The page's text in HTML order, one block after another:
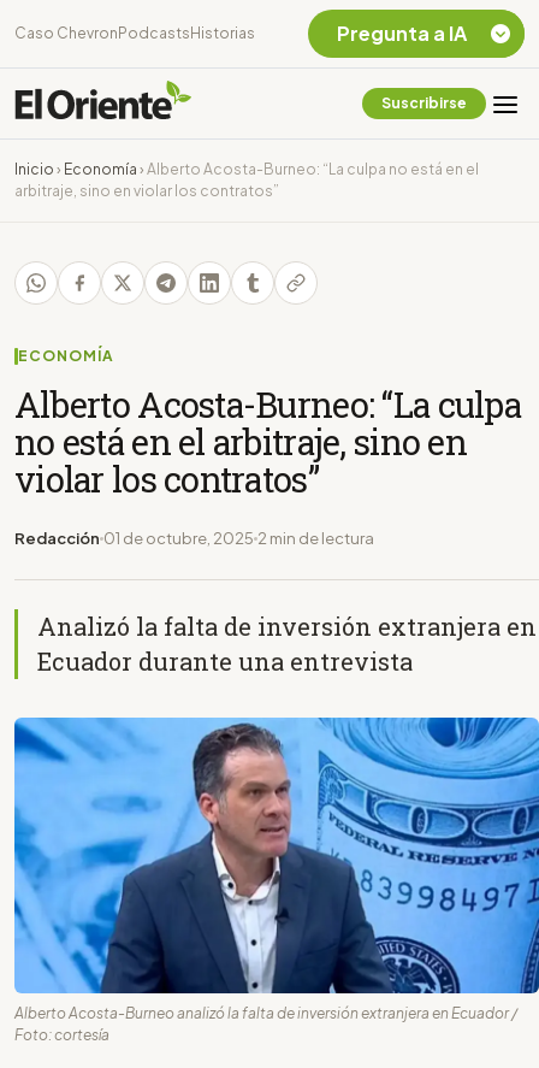
Caso Chevron Podcasts Historias
Suscribirse
Inicio › Economía › Alberto Acosta-Burneo: “La culpa no está en el
arbitraje, sino en violar los contratos”
ECONOMÍA
Alberto Acosta-Burneo: “La culpa
no está en el arbitraje, sino en
violar los contratos”
Redacción 01 de octubre, 2025 2 min de lectura
Analizó la falta de inversión extranjera en
Ecuador durante una entrevista
Alberto Acosta-Burneo analizó la falta de inversión extranjera en Ecuador /
Foto: cortesía
Pregunta a IA
Chevron Ecuador